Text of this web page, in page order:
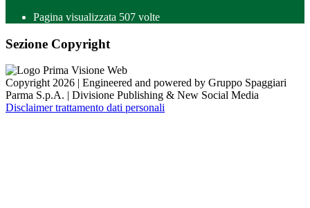
Pagina visualizzata 507 volte
Sezione Copyright
Copyright 2026 | Engineered and powered by Gruppo Spaggiari
Parma S.p.A. | Divisione Publishing & New Social Media
Disclaimer trattamento dati personali